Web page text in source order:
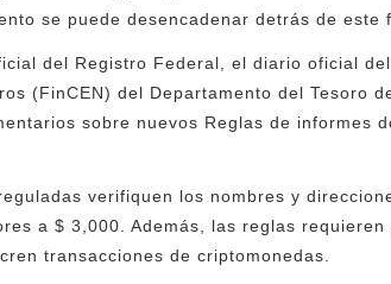
se puede desencadenar detrás de este
del Registro Federal, el diario oficial
(FinCEN) del Departamento del Tesoro
sobre nuevos Reglas de informes
verifiquen los nombres y
a $ 3,000. Además, las reglas
transacciones de criptomonedas.